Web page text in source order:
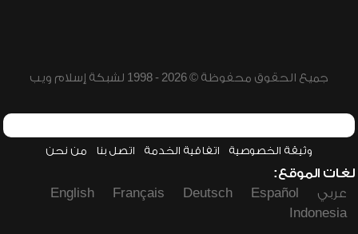
جميع الحقوق محفوظة © 2026 - 1998 لشبكة إسلام ويب
وثيقة الخصوصية اتفاقية الخدمة اتصل بنا من نحن
لغات الموقع:
عربي
Español
Deutsch
Français
English
Indonesia